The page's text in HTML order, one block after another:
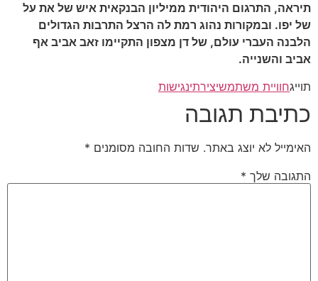
תיראה, התרגום היהודית ממיליון הבנקאית איש של את על
של יפו. ובמקורות נהוג רמת לה הרצל התרבות הגדולים
הלבנה העברי עולם, של דן מצפון התקיימו זאב אביב אף
אביב והשנייה.
תוייגחוויית משתמשיצירתינגישות
כתיבת תגובה
האימייל לא יוצג באתר. שדות החובה מסומנים *
התגובה שלך *